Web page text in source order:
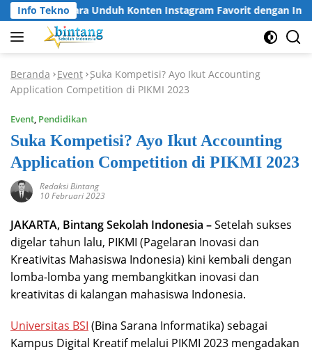
Langsung
ke
konten
Info TeknoCara Unduh Konten Instagram Favorit dengan
Beranda -Event -Suka Kompetisi? Ayo Ikut Accounting
Application Competition di PIKMI 2023
Event, Pendidikan
Suka Kompetisi? Ayo Ikut Accounting
Application Competition di PIKMI 2023
Redaksi Bintang
10 Februari 2023
JAKARTA, Bintang Sekolah Indonesia –Setelah sukses
digelar tahun lalu, PIKMI (Pagelaran Inovasi dan
Kreativitas Mahasiswa Indonesia) kini kembali dengan
lomba-lomba yang membangkitkan inovasi dan
kreativitas di kalangan mahasiswa Indonesia.
Universitas BSI (Bina Sarana Informatika) sebagai
Kampus Digital Kreatif melalui PIKMI 2023 mengadakan